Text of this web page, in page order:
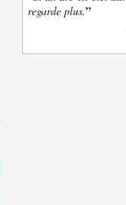
regarde plus.”